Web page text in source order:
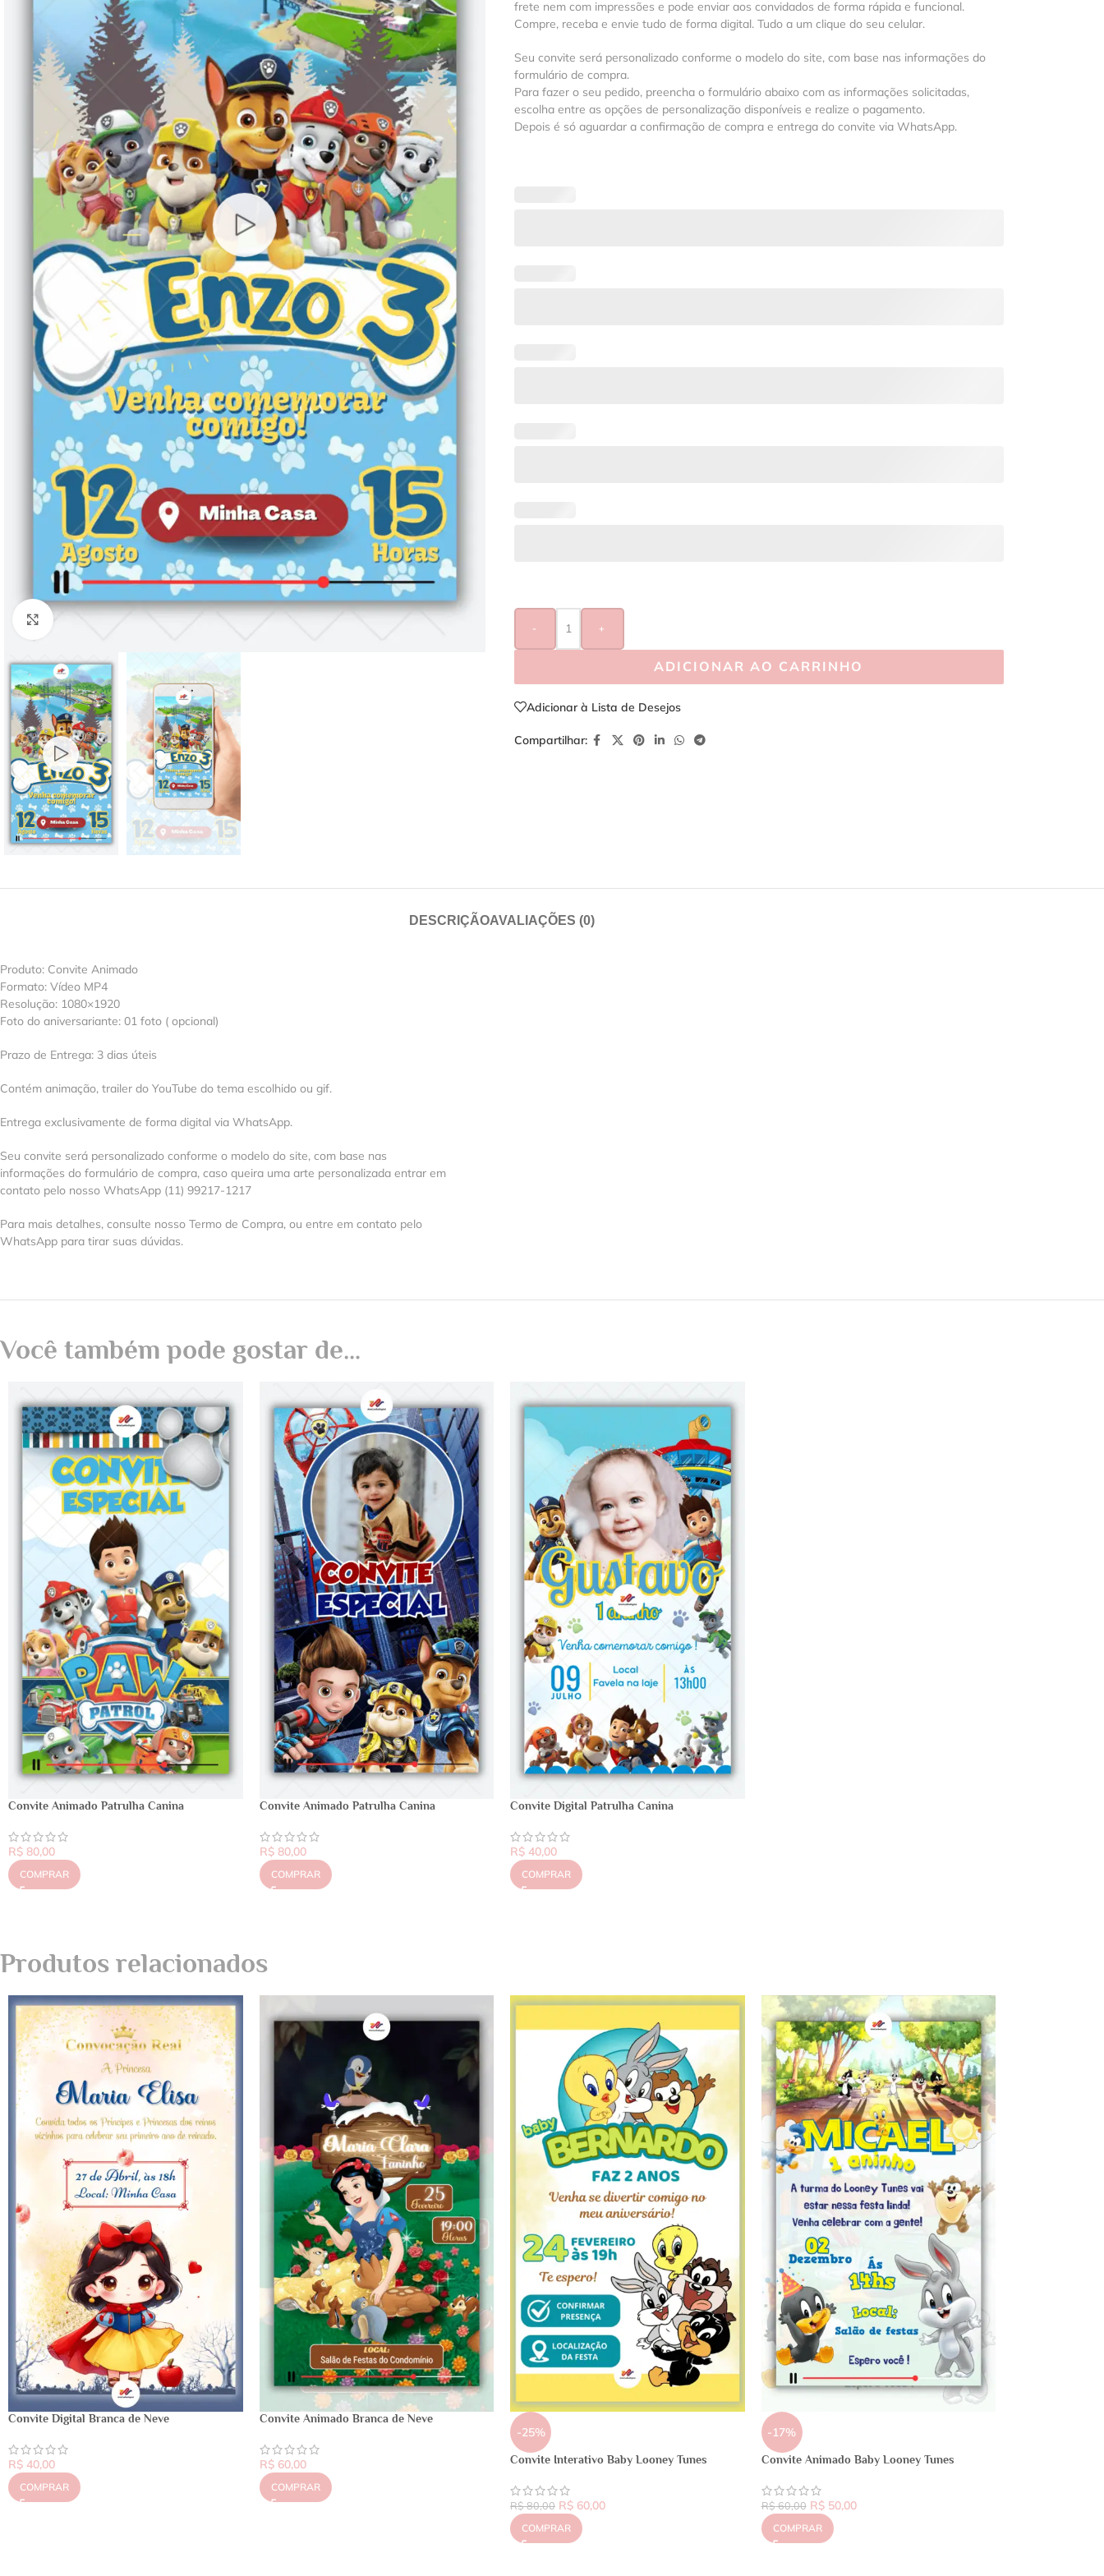
Clique para ampliar
frete nem com impressões e pode enviar aos convidados de forma rápida e funcional.
Compre, receba e envie tudo de forma digital. Tudo a um clique do seu celular.
Seu convite será personalizado conforme o modelo do site, com base nas informações do
formulário de compra.
Para fazer o seu pedido, preencha o formulário abaixo com as informações solicitadas,
escolha entre as opções de personalização disponíveis e realize o pagamento.
Depois é só aguardar a confirmação de compra e entrega do convite via WhatsApp.
- +
ADICIONAR AO CARRINHO
Adicionar à Lista de Desejos
Compartilhar:
DESCRIÇÃOAVALIAÇÕES (0)
Produto: Convite Animado
Formato: Vídeo MP4
Resolução: 1080×1920
Foto do aniversariante: 01 foto ( opcional)
Prazo de Entrega: 3 dias úteis
Contém animação, trailer do YouTube do tema escolhido ou gif.
Entrega exclusivamente de forma digital via WhatsApp.
Seu convite será personalizado conforme o modelo do site, com base nas
informações do formulário de compra, caso queira uma arte personalizada entrar em
contato pelo nosso WhatsApp (11) 99217-1217
Para mais detalhes, consulte nosso Termo de Compra, ou entre em contato pelo
WhatsApp para tirar suas dúvidas.
Você também pode gostar de…
Convite Animado Patrulha Canina
R$ 80,00
COMPRAR
Convite Animado Patrulha Canina
R$80,00
COMPRAR
Convite Digital Patrulha Canina
R$ 40,00
COMPRAR
Produtos relacionados
Convite Digital Branca de Neve
R$ 40,00
COMPRAR
Convite Animado Branca de Neve
R$60,00
COMPRAR
-25%
Convite Interativo Baby Looney Tunes
R$80,00 R$ 60,00
COMPRAR
-17%
Convite Animado Baby Looney Tunes
R$60,00 R$50,00
COMPRAR